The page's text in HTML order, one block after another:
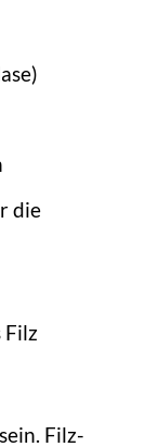
die
Filz
Filz-